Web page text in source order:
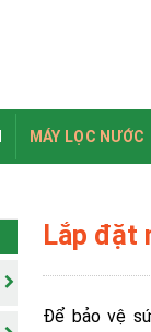
MÁY LỌC NƯỚC
Lắp đặt
Để bảo vệ